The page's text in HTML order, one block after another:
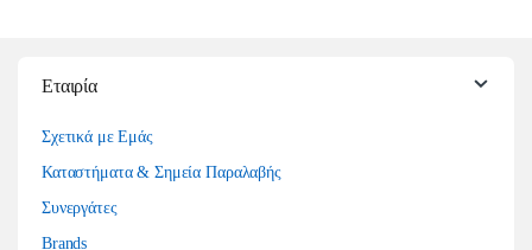
Εταιρία
Σχετικά με Εμάς
Καταστήματα & Σημεία Παραλαβής
Συνεργάτες
Brands